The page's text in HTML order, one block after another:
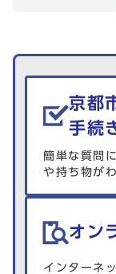
生活情報を
京都
手続
簡単な質問
や持ち物が
オン
インターネ